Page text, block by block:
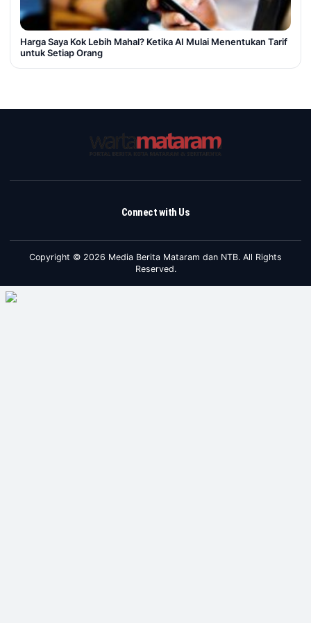
Harga Saya Kok Lebih Mahal? Ketika AI Mulai Menentukan Tarif
untuk Setiap Orang
Connect with Us
Copyright © 2026 Media Berita Mataram dan NTB. All Rights
Reserved.